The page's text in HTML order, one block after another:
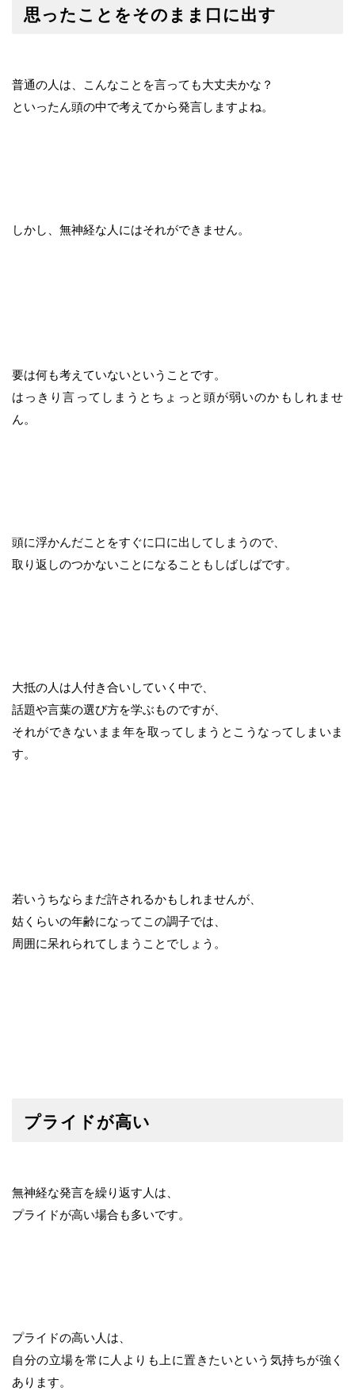
思ったことをそのまま口に出す
普通の人は、こんなことを言っても大丈夫かな？
といったん頭の中で考えてから発言しますよね。
しかし、無神経な人にはそれができません。
要は何も考えていないということです。
はっきり言ってしまうとちょっと頭が弱いのかもしれませ
ん。
頭に浮かんだことをすぐに口に出してしまうので、
取り返しのつかないことになることもしばしばです。
大抵の人は人付き合いしていく中で、
話題や言葉の選び方を学ぶものですが、
それができないまま年を取ってしまうとこうなってしまいま
す。
若いうちならまだ許されるかもしれませんが、
姑くらいの年齢になってこの調子では、
周囲に呆れられてしまうことでしょう。
プライドが高い
無神経な発言を繰り返す人は、
プライドが高い場合も多いです。
プライドの高い人は、
自分の立場を常に人よりも上に置きたいという気持ちが強く
あります。